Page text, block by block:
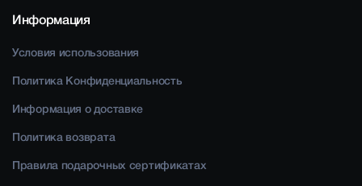
Информация
Условия использования
Политика Конфиденциальность
Информация о доставке
Политика возврата
Правила подарочных сертификатах